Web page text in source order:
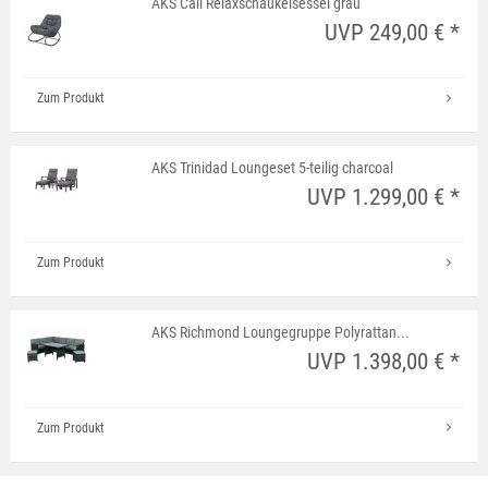
AKS Cali Relaxschaukelsessel grau
UVP 249,00 € *
Zum Produkt
AKS Trinidad Loungeset 5-teilig charcoal
UVP 1.299,00 € *
Zum Produkt
AKS Richmond Loungegruppe Polyrattan...
UVP 1.398,00 € *
Zum Produkt